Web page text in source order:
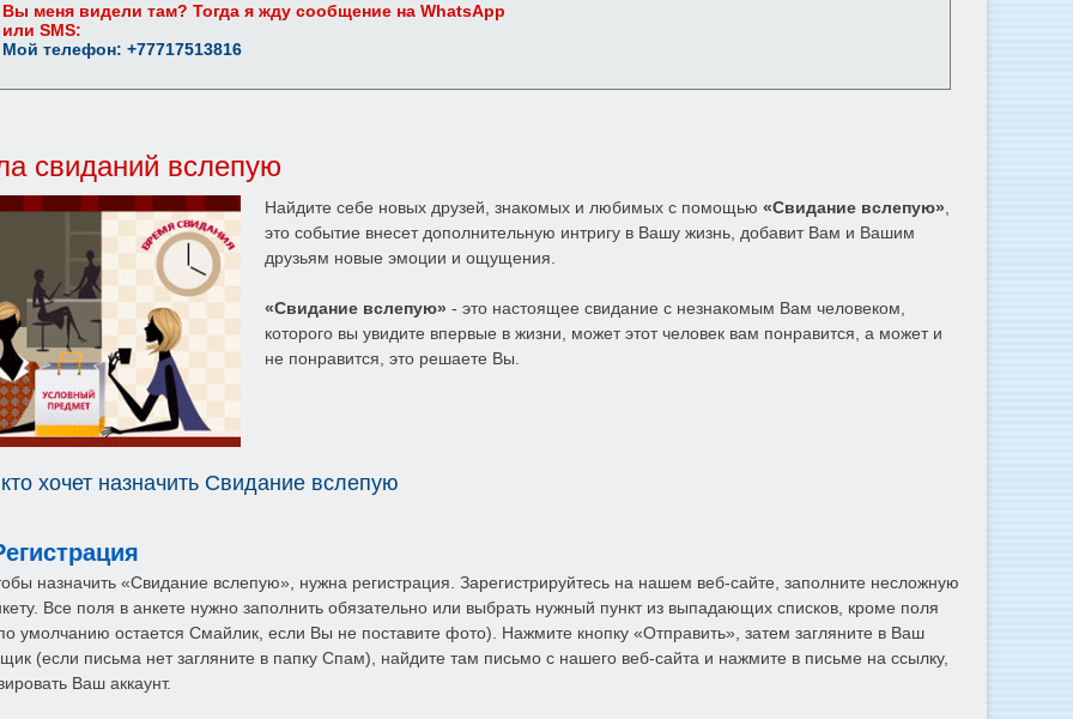
Вы меня видели там? Тогда я жду сообщение на WhatsApp
или SMS:
Мой телефон: +77717513816
свиданий вслепую
Найдите себе новых друзей, знакомых и любимых с помощью «Свидание вслепую»
это событие внесет дополнительную интригу в Вашу жизнь, добавит Вам и Вашим
друзьям новые эмоции и ощущения.
«Свидание вслепую» - это настоящее свидание с незнакомым Вам человеком,
которого вы увидите впервые в жизни, может этот человек вам понравится, а может и
не понравится, это решаете Вы.
хочет назначить Свидание вслепую
назначить «Свидание вслепую», нужна регистрация. Зарегистрируйтесь на нашем веб-сайте, заполните несложную
Все поля в анкете нужно заполнить обязательно или выбрать нужный пункт из выпадающих списков, кроме поля
умолчанию остается Смайлик, если Вы не поставите фото). Нажмите кнопку «Отправить», затем загляните в Ваш
(если письма нет загляните в папку Спам), найдите там письмо с нашего веб-сайта и нажмите в письме на ссылку,
Ваш аккаунт.